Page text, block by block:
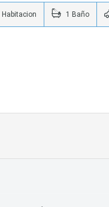
Habitacion 1 Baño